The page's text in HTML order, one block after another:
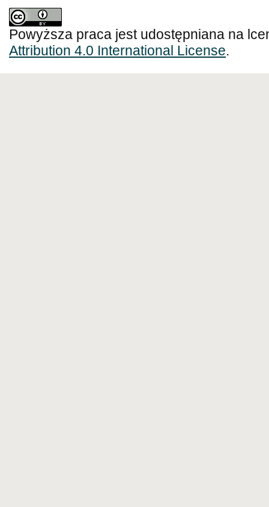
Powyższa praca jest udostępniana na
Attribution 4.0 International License.